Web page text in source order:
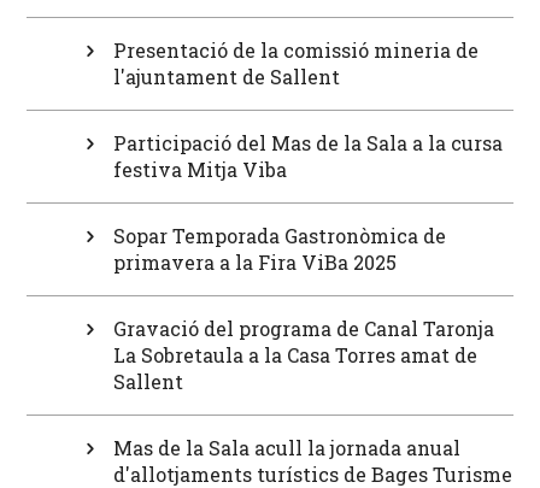
Presentació de la comissió mineria de
l'ajuntament de Sallent
Participació del Mas de la Sala a la cursa
festiva Mitja Viba
Sopar Temporada Gastronòmica de
primavera a la Fira ViBa 2025
Gravació del programa de Canal Taronja
La Sobretaula a la Casa Torres amat de
Sallent
Mas de la Sala acull la jornada anual
d'allotjaments turístics de Bages Turisme